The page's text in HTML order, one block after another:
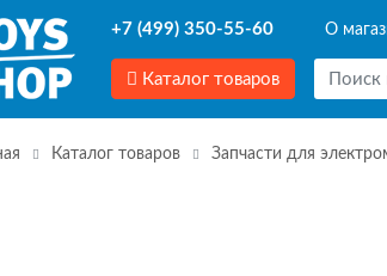
+7 (499) 350-55-60 О
Каталог товаров
Каталог товаров Запчасти для